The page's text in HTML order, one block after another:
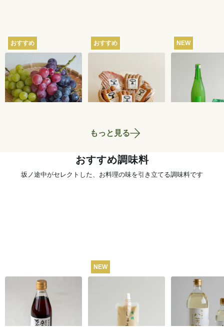
おすすめ
【産地直送】葡萄畑
ふくじろうのふぞろ
い濃厚ぶどう 1.6kg
送料込 6,750円
おすすめ
ム工房ゴーバルの夏
の5種セット
送料込 4,400
NEW
【産地直送】
本家のお酒と
いセット
もっと見る
おすすめ調味料
坂ノ途中がセレクトした、お料理の味を引き立てる調味料です
うね乃そうめんつゆ
（ストレートタイ
プ）365ml
NEW
カンタン八芳